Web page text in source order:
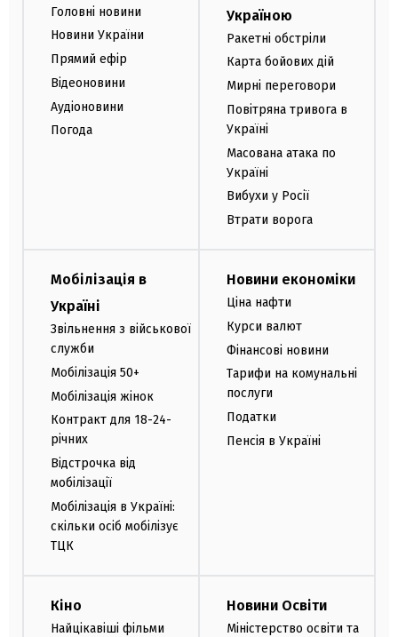
Головні новини
Новини України
Прямий ефір
Відеоновини
Аудіоновини
Погода
Україною
Ракетні обстріли
Карта бойових дій
Мирні переговори
Повітряна тривога в
Україні
Масована атака по
Україні
Вибухи у Росії
Втрати ворога
Мобілізація в
Україні
Звільнення з військової
служби
Мобілізація 50+
Мобілізація жінок
Контракт для 18-24-
річних
Відстрочка від
мобілізації
Мобілізація в Україні:
скільки осіб мобілізує
ТЦК
Новини економіки
Ціна нафти
Курси валют
Фінансові новини
Тарифи на комунальні
послуги
Податки
Пенсія в Україні
Кіно
Найцікавіші фільми
Новини Освіти
Міністерство освіти та